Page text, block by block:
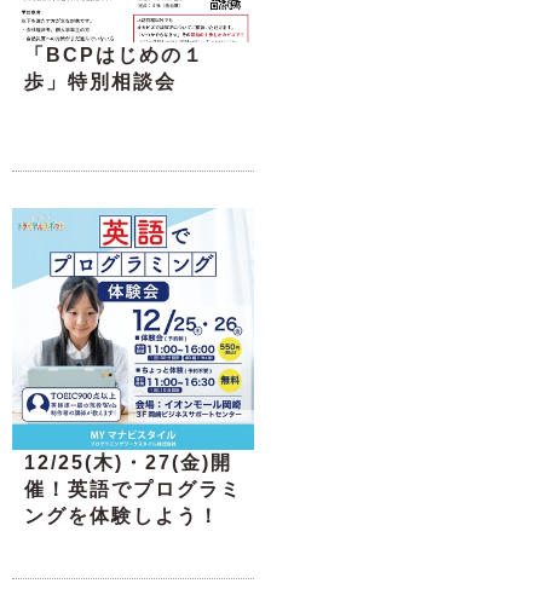
「BCPはじめの１
歩」特別相談会
12/25(木)・27(金)開
催！英語でプログラミ
ングを体験しよう！